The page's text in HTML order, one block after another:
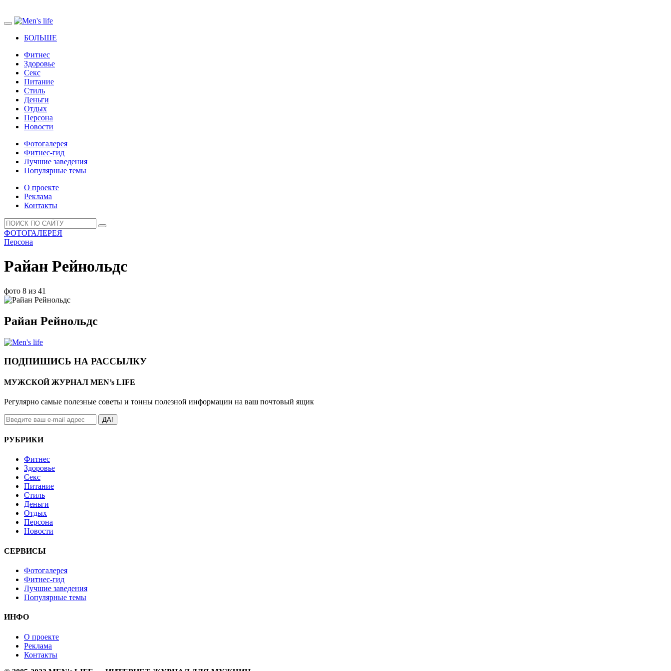
БОЛЬШЕ
Фитнес
Здоровье
Секс
Питание
Стиль
Деньги
Отдых
Персона
Новости
Фотогалерея
Фитнес-гид
Лучшие заведения
Популярные темы
О проекте
Реклама
Контакты
ФОТОГАЛЕРЕЯ
Персона
Райан Рейнольдс
фото 8 из 41
Райан Рейнольдс
ПОДПИШИСЬ НА РАССЫЛКУ
МУЖСКОЙ ЖУРНАЛ MEN’s LIFE
Регулярно самые полезные советы и тонны полезной информации на ваш почтовый ящик
ДА!
РУБРИКИ
Фитнес
Здоровье
Секс
Питание
Стиль
Деньги
Отдых
Персона
Новости
СЕРВИСЫ
Фотогалерея
Фитнес-гид
Лучшие заведения
Популярные темы
ИНФО
О проекте
Реклама
Контакты